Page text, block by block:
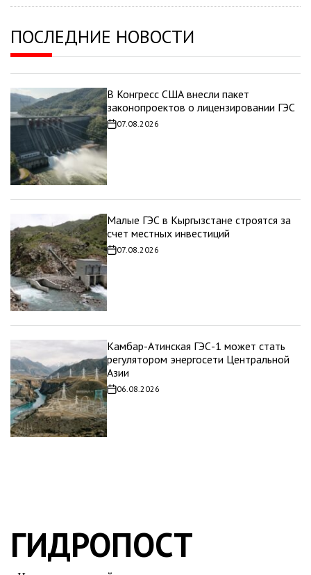
ПОСЛЕДНИЕ НОВОСТИ
В Конгресс США внесли пакет
законопроектов о лицензировании ГЭС
Дата
записи
07.08.2026
Малые ГЭС в Кыргызстане строятся за
счет местных инвестиций
Дата
записи
07.08.2026
Камбар-Атинская ГЭС-1 может стать
регулятором энергосети Центральной
Азии
Дата
записи
06.08.2026
ГИДРОПОСТ